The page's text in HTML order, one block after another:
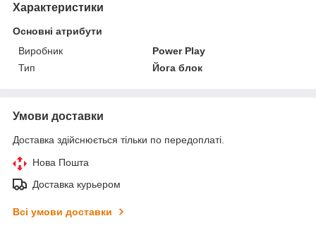
Характеристики
Основні атрибути
Виробник
Power Play
Тип
Йога блок
Умови доставки
Доставка здійснюється тільки по передоплаті.
Нова Пошта
Доставка курьером
Всі умови доставки